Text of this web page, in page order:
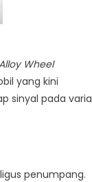
Wheel
yang kini
sinyal pada
penumpang.